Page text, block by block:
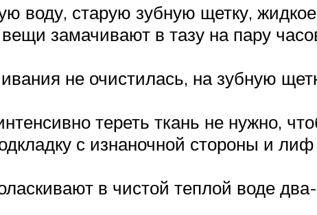
воду, старую зубную щетку, жидкое
замачивают в тазу на пару
не очистилась, на зубную
тереть ткань не нужно,
с изнаночной стороны и
в чистой теплой воде